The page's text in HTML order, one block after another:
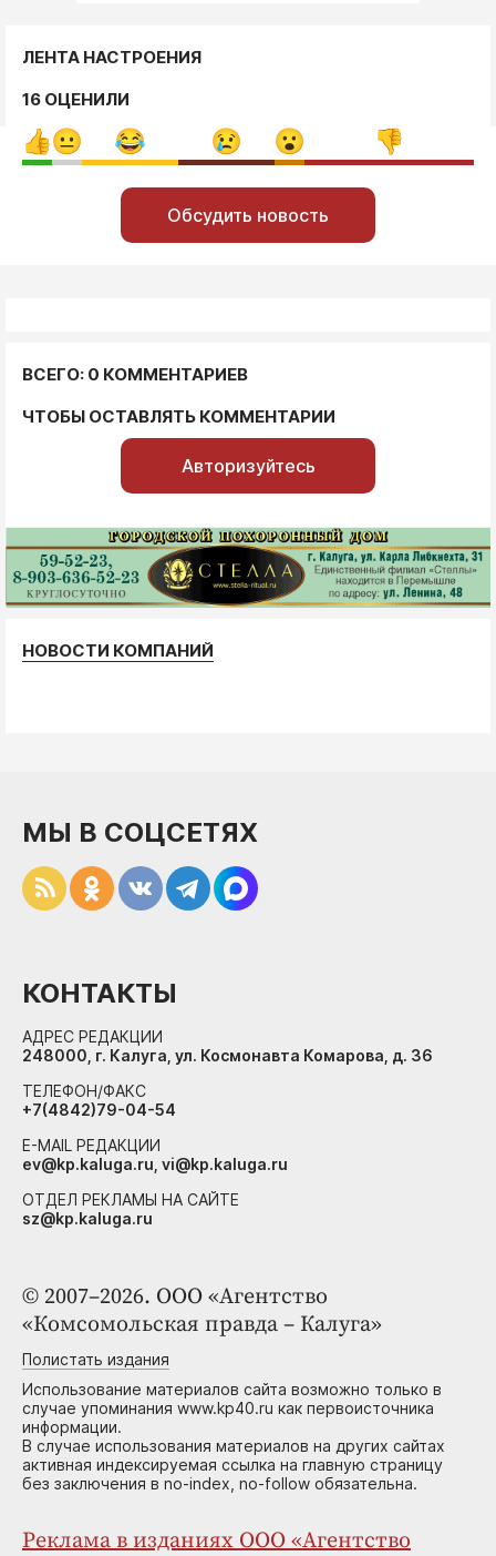
ЛЕНТА НАСТРОЕНИЯ
16 ОЦЕНИЛИ
Обсудить новость
ВСЕГО: 0 КОММЕНТАРИЕВ
ЧТОБЫ ОСТАВЛЯТЬ КОММЕНТАРИИ
Авторизуйтесь
НОВОСТИ КОМПАНИЙ
© 2007–2026. ООО «Агентство
«Комсомольская правда – Калуга»
Полистать издания
Использование материалов сайта возможно только в
случае упоминания www.kp40.ru как первоисточника
информации.
В случае использования материалов на других сайтах
активная индексируемая ссылка на главную страницу
без заключения в no-index, no-follow обязательна.
Реклама в изданиях ООО «Агентство
МЫ В СОЦСЕТЯХ
КОНТАКТЫ
АДРЕС РЕДАКЦИИ
248000, г. Калуга, ул. Космонавта Комарова, д. 36
ТЕЛЕФОН/ФАКС
+7(4842)79-04-54
E-MAIL РЕДАКЦИИ
ev@kp.kaluga.ru, vi@kp.kaluga.ru
ОТДЕЛ РЕКЛАМЫ НА САЙТЕ
sz@kp.kaluga.ru